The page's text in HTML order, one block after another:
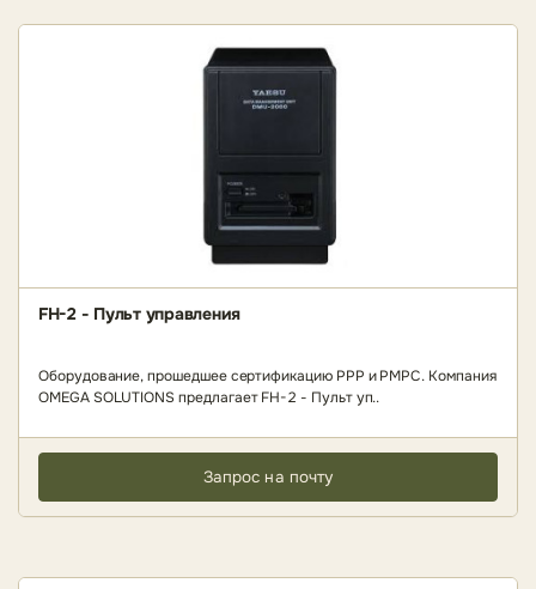
FH-2 - Пульт управления
Оборудование, прошедшее сертификацию РРР и РМРС. Компания
OMEGA SOLUTIONS предлагает FH-2 - Пульт уп..
Запрос на почту